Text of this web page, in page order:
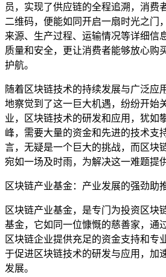
员，实现了供应链的全程追溯，消费
二维码，便能如同开启一扇时光之门
来源、生产过程、运输情况等详细信
质量和安全，更让消费者能够放心购
护航。
随着区块链技术的持续发展与广泛应
地察觉到了这一巨大机遇，纷纷开始
业，区块链技术的研发和应用，犹如
峰，需要大量的资金和先进的技术支
言，无疑是一个巨大的挑战，而区块
宛如一场及时雨，为解决这一难题提
区块链产业基金：产业发展的强劲助
区块链产业基金，是专门为投资区块
基金，它如同一位慷慨的慈善家，通
区块链企业提供充足的资金支持和专
于促进区块链技术的研发与应用，加
发展。